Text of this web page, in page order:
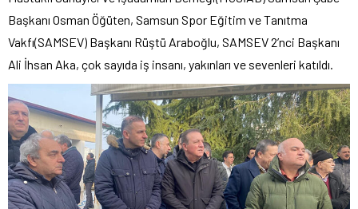
Başkanı Osman Öğüten, Samsun Spor Eğitim ve Tanıtma
Vakfı(SAMSEV) Başkanı Rüştü Araboğlu, SAMSEV 2’nci Başkanı
Ali İhsan Aka, çok sayıda iş insanı, yakınları ve sevenleri katıldı.